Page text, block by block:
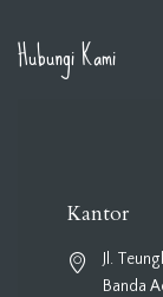
Hubungi Kami
Kantor
Jl.
Banda